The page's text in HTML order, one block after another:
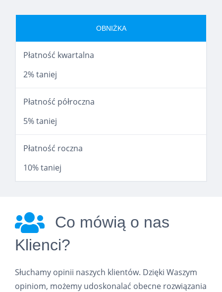
OBNIŻKA
Płatność kwartalna
2% taniej
Płatność półroczna
5% taniej
Płatność roczna
10% taniej
Co mówią o nas
Klienci?
Słuchamy opinii naszych klientów. Dzięki Waszym
opiniom, możemy udoskonalać obecne rozwiązania